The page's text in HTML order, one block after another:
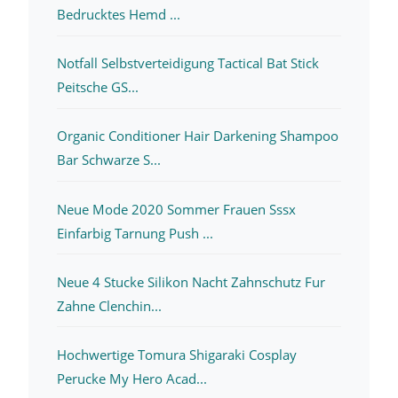
Bedrucktes Hemd ...
Notfall Selbstverteidigung Tactical Bat Stick
Peitsche GS...
Organic Conditioner Hair Darkening Shampoo
Bar Schwarze S...
Neue Mode 2020 Sommer Frauen Sssx
Einfarbig Tarnung Push ...
Neue 4 Stucke Silikon Nacht Zahnschutz Fur
Zahne Clenchin...
Hochwertige Tomura Shigaraki Cosplay
Perucke My Hero Acad...